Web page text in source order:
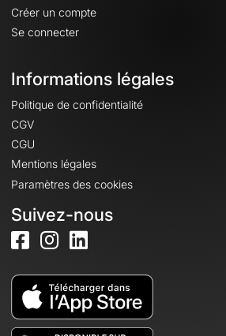
Créer un compte
Se connecter
Informations légales
Politique de confidentialité
CGV
CGU
Mentions légales
Paramètres des cookies
Suivez-nous